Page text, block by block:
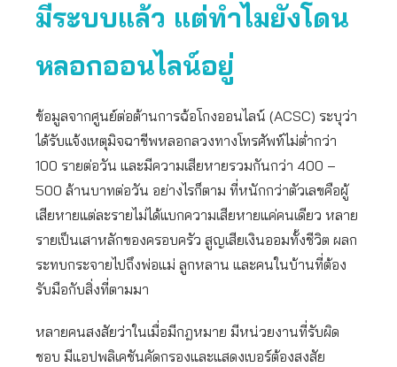
มีระบบแล้ว แต่ทำไมยังโดน
หลอกออนไลน์อยู่
ข้อมูลจากศูนย์ต่อต้านการฉ้อโกงออนไลน์ (ACSC) ระบุว่า
ได้รับแจ้งเหตุมิจฉาชีพหลอกลวงทางโทรศัพท์ไม่ต่ำกว่า
100 รายต่อวัน และมีความเสียหายรวมกันกว่า 400 –
500 ล้านบาทต่อวัน อย่างไรก็ตาม ที่หนักกว่าตัวเลขคือผู้
เสียหายแต่ละรายไม่ได้แบกความเสียหายแค่คนเดียว หลาย
รายเป็นเสาหลักของครอบครัว สูญเสียเงินออมทั้งชีวิต ผลก
ระทบกระจายไปถึงพ่อแม่ ลูกหลาน และคนในบ้านที่ต้อง
รับมือกับสิ่งที่ตามมา
หลายคนสงสัยว่าในเมื่อมีกฎหมาย มีหน่วยงานที่รับผิด
ชอบ มีแอปพลิเคชันคัดกรองและแสดงเบอร์ต้องสงสัย